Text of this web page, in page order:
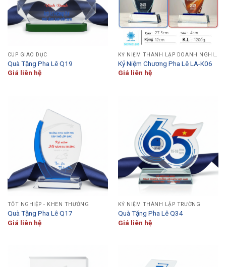
CÚP GIÁO DỤC
Quà Tặng Pha Lê Q19
Giá liên hệ
Kỷ Niệm Chương Pha Lê LA-K06
Giá liên hệ
TỐT NGHIỆP - KHEN THƯỞNG
Quà Tặng Pha Lê Q17
Giá liên hệ
KỶ NIỆM THÀNH LẬP TRƯỜNG
Quà Tặng Pha Lê Q34
Giá liên hệ